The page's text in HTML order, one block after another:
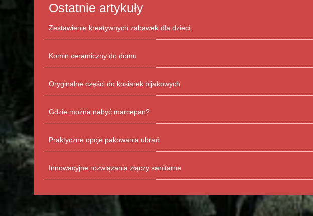
Ostatnie artykuły
Zestawienie kreatywnych zabawek dla dzieci.
Komin ceramiczny do domu
Oryginalne części do kosiarek bijakowych
Gdzie można nabyć marcepan?
Praktyczne opcje pakowania ubrań
Innowacyjne rozwiązania złączy sanitarne